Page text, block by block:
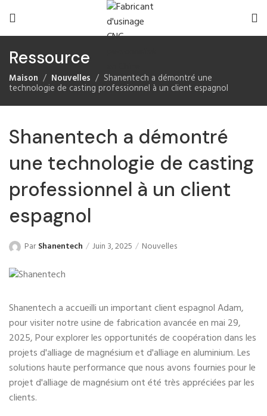
Ressource
Maison Nouvelles Shanentech a démontré une
technologie de casting professionnel à un client espagnol
Shanentech a démontré
une technologie de casting
professionnel à un client
espagnol
Par Shanentech Juin 3, 2025 Nouvelles
Shanentech a accueilli un important client espagnol Adam,
pour visiter notre usine de fabrication avancée en mai 29,
2025, Pour explorer les opportunités de coopération dans les
projets d'alliage de magnésium et d'alliage en aluminium. Les
solutions haute performance que nous avons fournies pour le
projet d'alliage de magnésium ont été très appréciées par les
clients.